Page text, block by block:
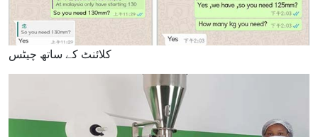
کلائنٹ کے ساتھ چیٹس